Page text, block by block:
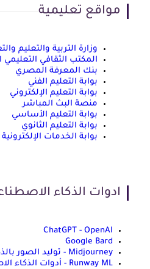
مواقع تعليمية
وزارة التربية والتعليم
المكتب الثقافي
بنك المعرفة المصري
بوابة التعليم الفني
بوابة التعليم الإلكتروني
منصة البث المباشر
بوابة التعليم الأساسي
بوابة التعليم الثانوي
بوابة الخدمات الإلكترونية
ادوات الذكاء
ChatGPT - OpenAI
Google Bard
Midjourney - توليد الصور بالذكاء الاصطناعي
Runway ML - أدوات الذكاء الاصطناعي للفيديو